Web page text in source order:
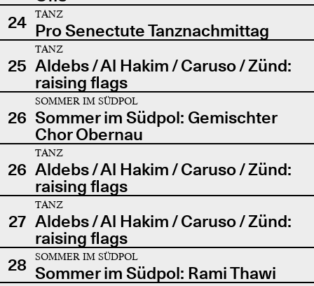
24
TANZ
Pro Senectute Tanznachmittag
25
TANZ
Aldebs / Al Hakim / Caruso / Zünd:
raising flags
26
SOMMER IM SÜDPOL
Sommer im Südpol: Gemischter
Chor Obernau
26
TANZ
Aldebs / Al Hakim / Caruso / Zünd:
raising flags
27
TANZ
Aldebs / Al Hakim / Caruso / Zünd:
raising flags
28
SOMMER IM SÜDPOL
Sommer im Südpol: Rami Thawi